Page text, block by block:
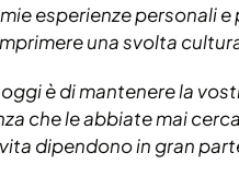
esperienze personali
una svolta
è di mantenere la
che le abbiate mai
dipendono in gran